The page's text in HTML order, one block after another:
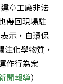
章工廠非法
帶回現場駐
示，自環保
化學物質，
作行為案
聞報導）